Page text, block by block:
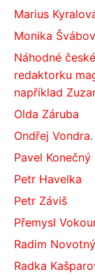
Marius
Monika
Náhodné
redaktorku
například
Olda Záruba
Ondřej Vondra.
Pavel Konečný
Petr Havelka
Petr Záviš
Přemysl
Radim Novotný
Radka